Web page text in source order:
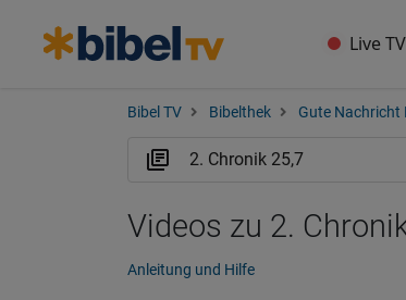
Live TV
Bibel TV Bibelthek Gute Nachricht
Videos zu 2.
Anleitung und Hilfe